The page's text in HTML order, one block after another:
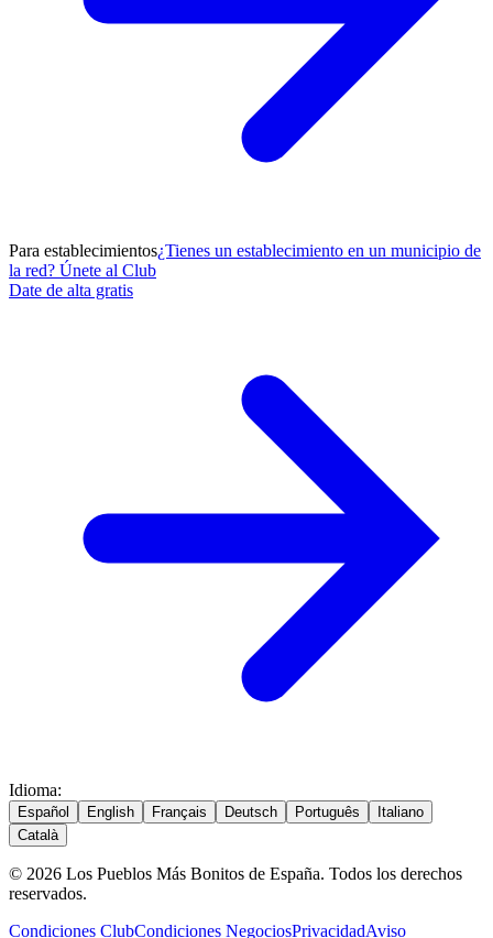
Para establecimientos¿Tienes un establecimiento en un municipio de
la red? Únete al Club
Date de alta gratis
Idioma:
Español English Français Deutsch Português
Italiano
Català
© 2026 Los Pueblos Más Bonitos de España. Todos los derechos
reservados.
Condiciones ClubCondiciones NegociosPrivacidadAviso